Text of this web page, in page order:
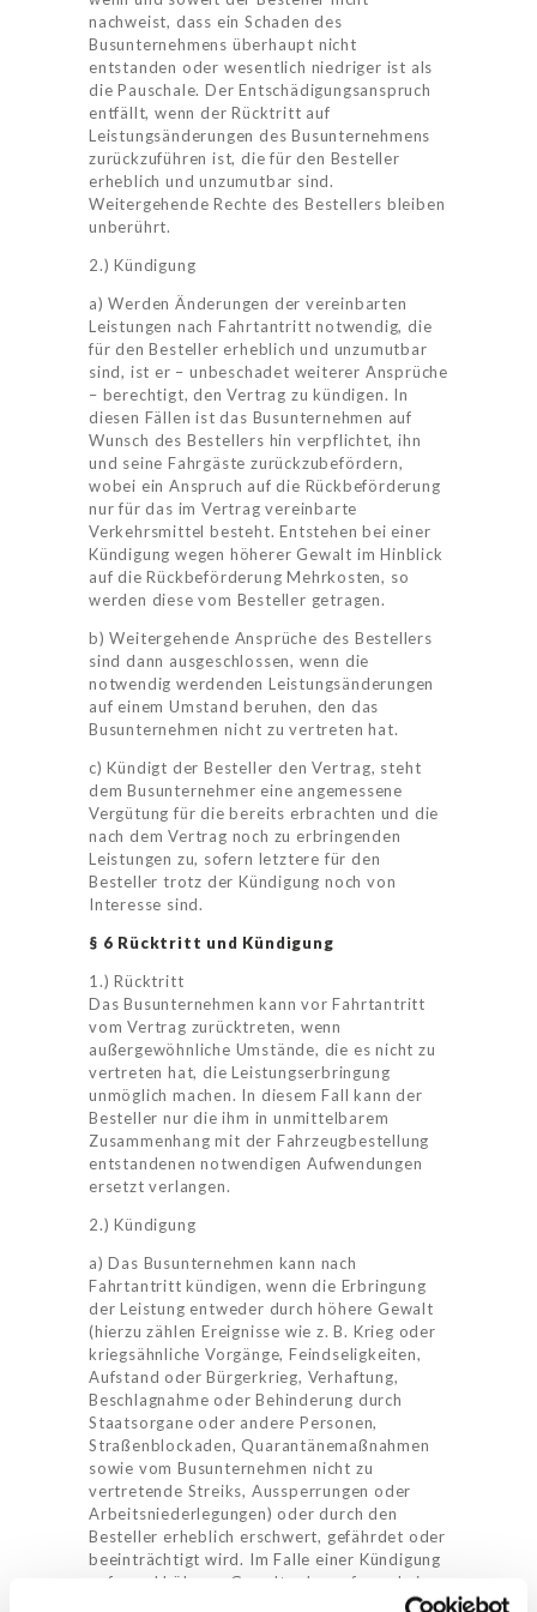
STARTSEITE
nachweist, dass ein Schaden des
Busunternehmens überhaupt nicht
entstanden oder wesentlich niedriger ist als
die Pauschale. Der Entschädigungsanspruch
entfällt, wenn der Rücktritt auf
Leistungsänderungen des Busunternehmens
zurückzuführen ist, die für den Besteller
erheblich und unzumutbar sind.
Weitergehende Rechte des Bestellers bleiben
unberührt.
2.) Kündigung
a) Werden Änderungen der vereinbarten
Leistungen nach Fahrtantritt notwendig, die
für den Besteller erheblich und unzumutbar
sind, ist er – unbeschadet weiterer Ansprüche
– berechtigt, den Vertrag zu kündigen. In
diesen Fällen ist das Busunternehmen auf
Wunsch des Bestellers hin verpflichtet, ihn
und seine Fahrgäste zurückzubefördern,
wobei ein Anspruch auf die Rückbeförderung
nur für das im Vertrag vereinbarte
Verkehrsmittel besteht. Entstehen bei einer
Kündigung wegen höherer Gewalt im Hinblick
auf die Rückbeförderung Mehrkosten, so
werden diese vom Besteller getragen.
b) Weitergehende Ansprüche des Bestellers
sind dann ausgeschlossen, wenn die
notwendig werdenden Leistungsänderungen
auf einem Umstand beruhen, den das
Busunternehmen nicht zu vertreten hat.
c) Kündigt der Besteller den Vertrag, steht
dem Busunternehmer eine angemessene
Vergütung für die bereits erbrachten und die
nach dem Vertrag noch zu erbringenden
Leistungen zu, sofern letztere für den
Besteller trotz der Kündigung noch von
Interesse sind.
§ 6 Rücktritt und Kündigung
1.) Rücktritt
Das Busunternehmen kann vor Fahrtantritt
vom Vertrag zurücktreten, wenn
außergewöhnliche Umstände, die es nicht zu
vertreten hat, die Leistungserbringung
unmöglich machen. In diesem Fall kann der
Besteller nur die ihm in unmittelbarem
Zusammenhang mit der Fahrzeugbestellung
entstandenen notwendigen Aufwendungen
ersetzt verlangen.
2.) Kündigung
a) Das Busunternehmen kann nach
Fahrtantritt kündigen, wenn die Erbringung
der Leistung entweder durch höhere Gewalt
(hierzu zählen Ereignisse wie z. B. Krieg oder
kriegsähnliche Vorgänge, Feindseligkeiten,
Aufstand oder Bürgerkrieg, Verhaftung,
Beschlagnahme oder Behinderung durch
Staatsorgane oder andere Personen,
Straßenblockaden, Quarantänemaßnahmen
sowie vom Busunternehmen nicht zu
vertretende Streiks, Aussperrungen oder
Arbeitsniederlegungen) oder durch den
Besteller erheblich erschwert, gefährdet oder
beeinträchtigt wird. Im Falle einer Kündigung
aufgrund höherer Gewalt oder aufgrund einer